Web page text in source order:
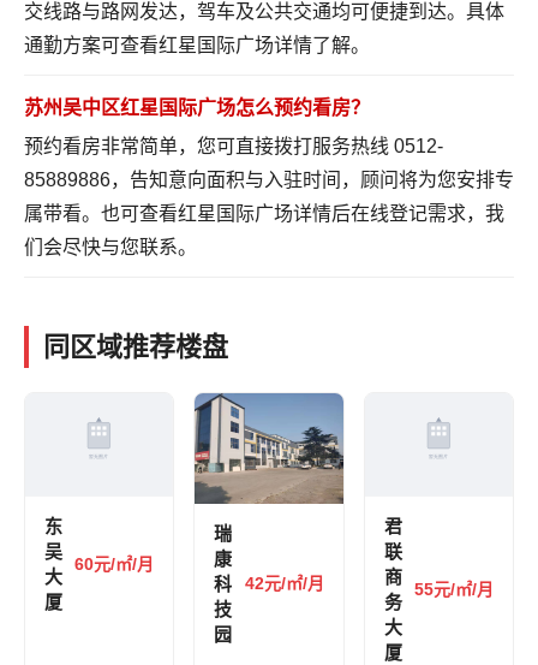
交线路与路网发达，驾车及公共交通均可便捷到达。具体
通勤方案可查看红星国际广场详情了解。
苏州吴中区红星国际广场怎么预约看房？
预约看房非常简单，您可直接拨打服务热线 0512-
85889886，告知意向面积与入驻时间，顾问将为您安排专
属带看。也可查看红星国际广场详情后在线登记需求，我
们会尽快与您联系。
同区域推荐楼盘
东
吴
大
厦
60元/㎡/月
瑞
康
科
技
园
42元/㎡/月
君
联
商
务
大
厦
55元/㎡/月